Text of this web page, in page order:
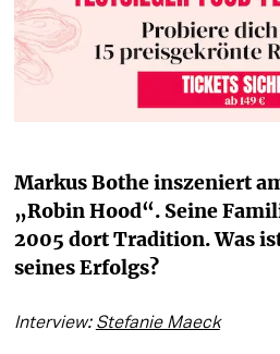
Markus Bothe inszeniert
„Robin Hood“. Seine
2005 dort Tradition. Was
seines Erfolgs?
Interview: Stefanie Maeck